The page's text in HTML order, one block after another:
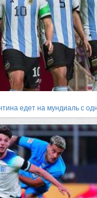
едет на мундиаль с